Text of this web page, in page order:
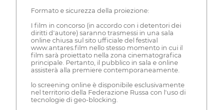
Formato e sicurezza della proiezione:
I film in concorso (in accordo con i detentori dei
diritti d'autore) saranno trasmessi in una sala
online chiusa sul sito ufficiale del festival
www.antares.film nello stesso momento in cui il
film sarà proiettato nella zona cinematografica
principale. Pertanto, il pubblico in sala e online
assisterà alla premiere contemporaneamente.
lo screening online è disponibile esclusivamente
nel territorio della Federazione Russa con l'uso di
tecnologie di geo-blocking.